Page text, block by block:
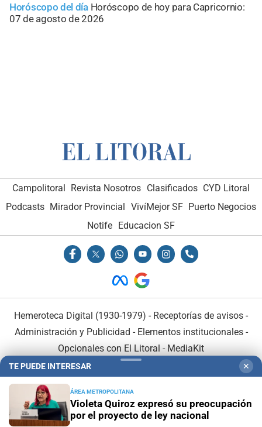
Horóscopo del día Horóscopo de hoy para Capricornio:
07 de agosto de 2026
Campolitoral Revista Nosotros Clasificados CYD Litoral
Podcasts Mirador Provincial VivíMejor SF Puerto Negocios
Notife
Educacion SF
Hemeroteca Digital (1930-1979) - Receptorías de avisos -
Administración y Publicidad - Elementos institucionales-
Opcionales con El Litoral - MediaKit
TE PUEDE INTERESAR ✕
ÁREA METROPOLITANA
Violeta Quiroz expresó su preocupación
por el proyecto de ley nacional